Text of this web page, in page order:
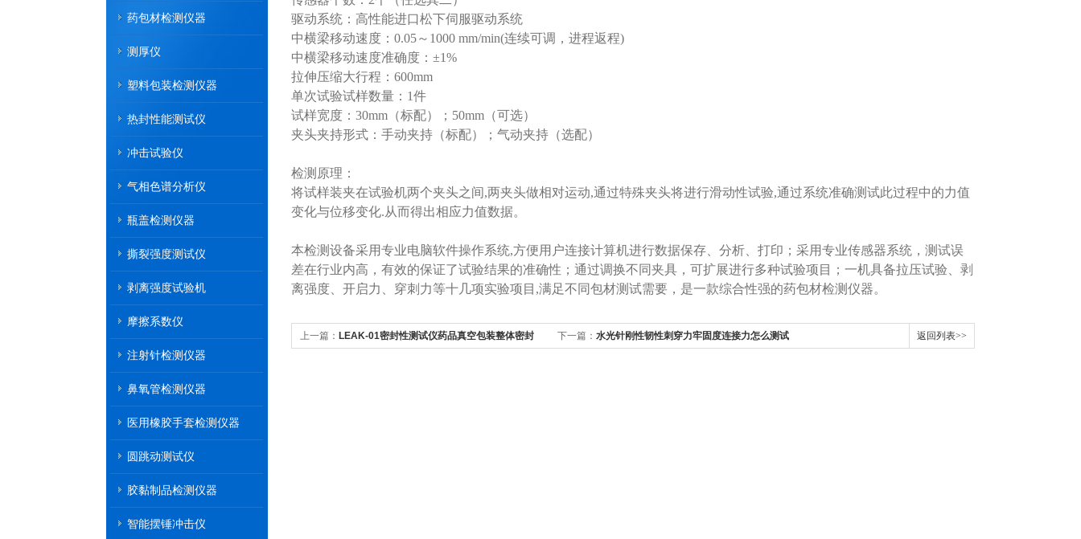
药包材检测仪器
测厚仪
塑料包装检测仪器
热封性能测试仪
冲击试验仪
气相色谱分析仪
瓶盖检测仪器
撕裂强度测试仪
剥离强度试验机
摩擦系数仪
注射针检测仪器
鼻氧管检测仪器
医用橡胶手套检测仪器
圆跳动测试仪
胶黏制品检测仪器
智能摆锤冲击仪
驱动系统：高性能进口松下伺服驱动系统
中横梁移动速度：0.05～1000 mm/min(连续可调，进程返程)
中横梁移动速度准确度：±1%
拉伸压缩大行程：600mm
单次试验试样数量：1件
试样宽度：30mm（标配）；50mm（可选）
夹头夹持形式：手动夹持（标配）；气动夹持（选配）
检测原理：
将试样装夹在试验机两个夹头之间,两夹头做相对运动,通过特殊夹头将进行滑动性试验,通过系统准确测试此过程中的力值
变化与位移变化.从而得出相应力值数据。
本检测设备采用专业电脑软件操作系统,方便用户连接计算机进行数据保存、分析、打印；采用专业传感器系统，测试误
差在行业内高，有效的保证了试验结果的准确性；通过调换不同夹具，可扩展进行多种试验项目；一机具备拉压试验、剥
离强度、开启力、穿刺力等十几项实验项目,满足不同包材测试需要，是一款综合性强的药包材检测仪器。
上一篇： LEAK-01密封性测试仪药品真空包装整体密封 下一篇： 水光针刚性韧性刺穿力牢固度连接力怎么测试 返回列表>>